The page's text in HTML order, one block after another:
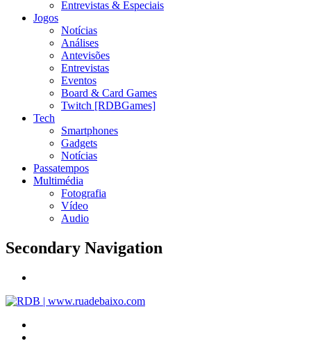
Entrevistas & Especiais
Jogos
Notícias
Análises
Antevisões
Entrevistas
Eventos
Board & Card Games
Twitch [RDBGames]
Tech
Smartphones
Gadgets
Notícias
Passatempos
Multimédia
Fotografia
Vídeo
Audio
Secondary Navigation